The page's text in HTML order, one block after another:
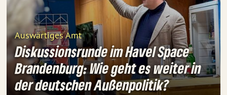
Auswärtiges Amt
Diskussionsrunde im Havel Space
Brandenburg: Wie geht es weiter in
der deutschen Außenpolitik?